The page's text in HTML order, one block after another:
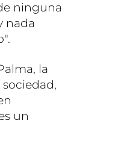
ninguna
nada
la
un